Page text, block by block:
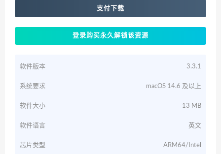
支付下载
登录购买永久解锁该资源
软件版本 3.3.1
系统要求 macOS 14.6 及以上
软件大小 13 MB
软件语言 英文
芯片类型 ARM64/Intel